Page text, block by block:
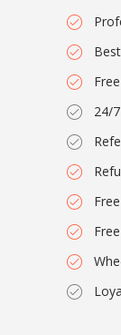
24/